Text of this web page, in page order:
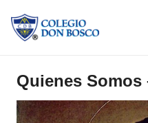
Quienes Somos